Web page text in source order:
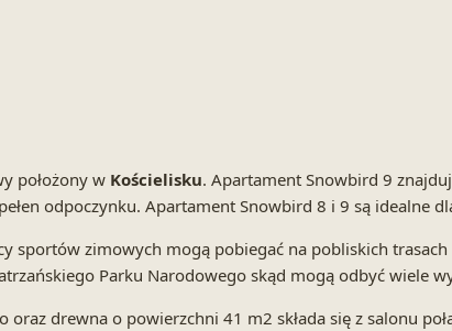
położony w Kościelisku. Apartament Snowbird 9
odpoczynku. Apartament Snowbird 8 i 9 są idealne
sportów zimowych mogą pobiegać na pobliskich
Parku Narodowego skąd mogą odbyć wiele
drewna o powierzchni 41 m2 składa się z salonu